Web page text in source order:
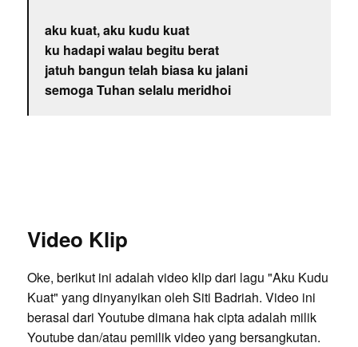
aku kuat, aku kudu kuat
ku hadapi walau begitu berat
jatuh bangun telah biasa ku jalani
semoga Tuhan selalu meridhoi
Video Klip
Oke, berikut ini adalah video klip dari lagu "Aku Kudu
Kuat" yang dinyanyikan oleh Siti Badriah. Video ini
berasal dari Youtube dimana hak cipta adalah milik
Youtube dan/atau pemilik video yang bersangkutan.